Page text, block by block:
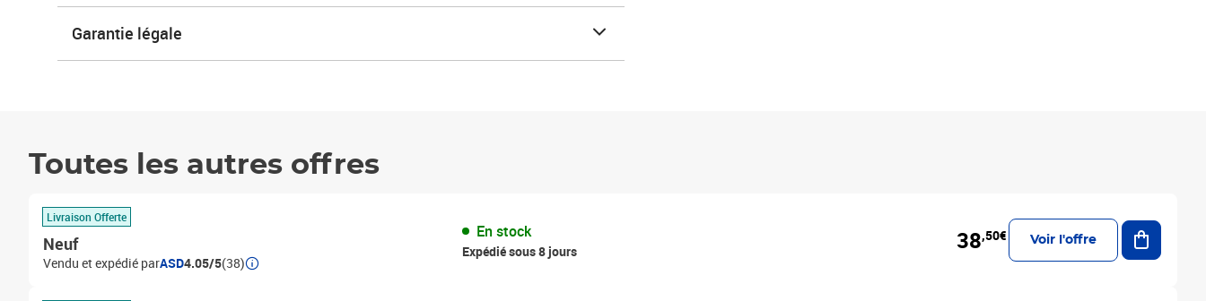
Garantie légale
Toutes les autres offres
Livraison Offerte
Neuf
Vendu et expédié parASD4.05/5(38)
En stock
Expédié sous 8 jours 38,50€ Voir l'offre
Ajouter